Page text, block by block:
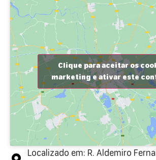
Clique para aceitar os
marketing e ativar este
Localizado em: R. Aldemiro